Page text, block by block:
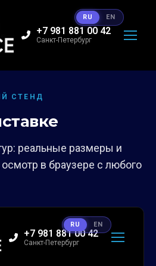
+7 981 881 00 42
Санкт-Петербург
СТЕНД
реальные размеры и
в браузере с любого
RU EN